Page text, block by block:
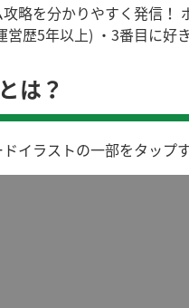
略を分かりやすく発信
営歴5年以上) ・3番目に好
は？
イラストの一部をタップす